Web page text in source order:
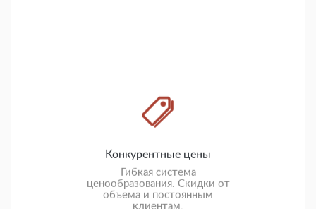
Конкурентные цены
Гибкая система
ценообразования. Скидки от
объема и постоянным
клиентам.